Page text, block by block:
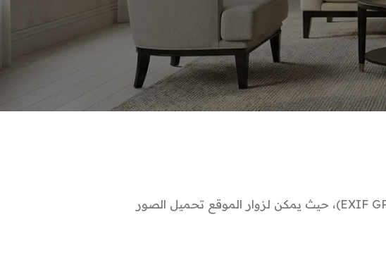
عند قيام الزوار بترك تعليقات على الموقع، نقوم بجمع البيانات الظاهرة داخل نموذج التعليق، بالإضافة إلى عنوان الـ IP الخاص بالزائر وبيانات المتصفح للمساعدة في
قد يتم إنشاء سلسلة مشفرة مجهولة المصدر (Hash) من عنوان بريدك الإلكتروني وإرسالها إلى خدمة Gravatar للتحقق مما إذا كنت تستخدمها. يمكنك الاطلاع على
إذا قمت برفع صور إلى الموقع، يُفضل تجنب رفع الصور التي تحتوي على بيانات الموقع الجغرافي المضمنة (EXIF GPS)، حيث يمكن لزوار الموقع تحميل الصور